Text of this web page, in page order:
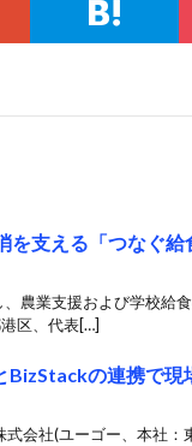
を支える「つなぐ給
農業支援および学校給
区、代表[…]
BizStackの連携で現
会社(ユーゴー、本社